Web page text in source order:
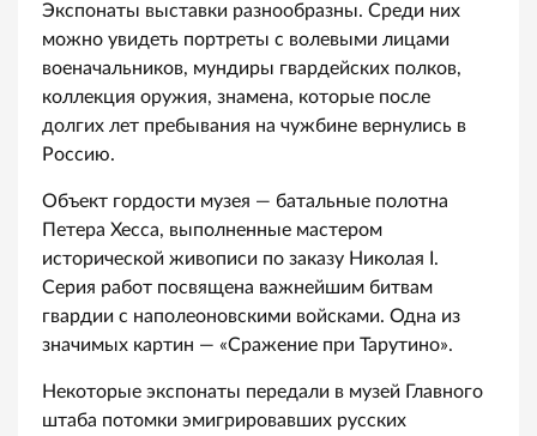
Экспонаты выставки разнообразны. Среди них
можно увидеть портреты с волевыми лицами
военачальников, мундиры гвардейских полков,
коллекция оружия, знамена, которые после
долгих лет пребывания на чужбине вернулись в
Россию.
Объект гордости музея — батальные полотна
Петера Хесса, выполненные мастером
исторической живописи по заказу Николая I.
Серия работ посвящена важнейшим битвам
гвардии с наполеоновскими войсками. Одна из
значимых картин — «Сражение при Тарутино».
Некоторые экспонаты передали в музей Главного
штаба потомки эмигрировавших русских